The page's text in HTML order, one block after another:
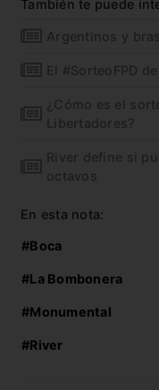
También te puede
Argentinos y
El #SorteoFPD
¿Cómo es el
Libertadores?
River define si
octavos
En esta nota:
#Boca
#La Bombonera
#Monumental
#River